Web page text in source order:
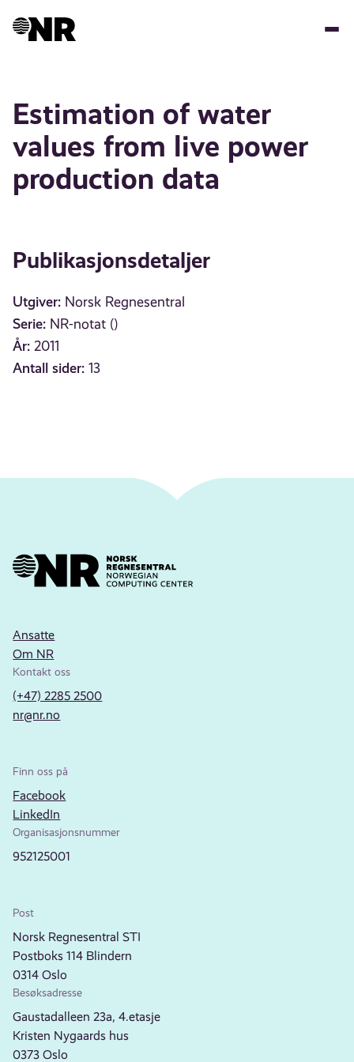
Estimation of water
values from live power
production data
Publikasjonsdetaljer
Utgiver: Norsk Regnesentral
Serie: NR-notat ()
År: 2011
Antall sider: 13
Ansatte
Om NR
Kontakt oss
(+47) 2285 2500
nr@nr.no
Finn oss på
Facebook
LinkedIn
Organisasjonsnummer
952125001
Post
Norsk Regnesentral STI
Postboks 114 Blindern
0314 Oslo
Besøksadresse
Gaustadalleen 23a, 4.etasje
Kristen Nygaards hus
0373 Oslo